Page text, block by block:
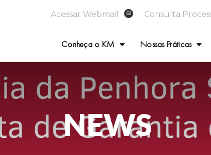
Acessar Webmail Consulta
Conheça o KM Nossas Práticas
NEWS